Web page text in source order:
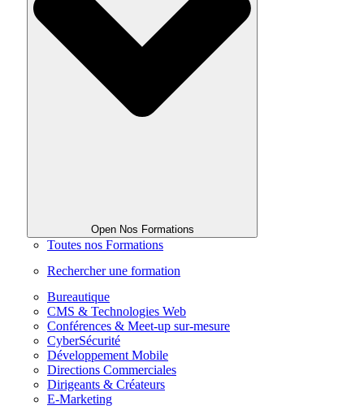
Open Nos Formations
Toutes nos Formations
Rechercher une formation
Bureautique
CMS & Technologies Web
Conférences & Meet-up sur-mesure
CyberSécurité
Développement Mobile
Directions Commerciales
Dirigeants & Créateurs
E-Marketing